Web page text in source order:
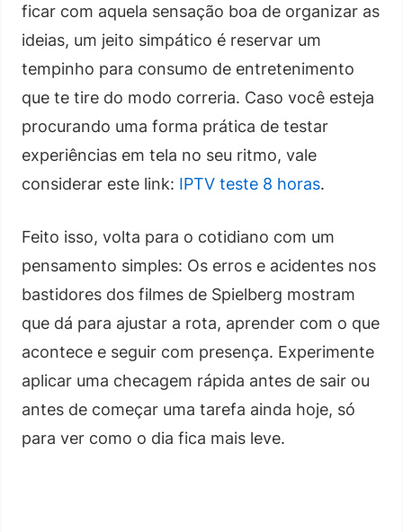
ficar com aquela sensação boa de organizar as
ideias, um jeito simpático é reservar um
tempinho para consumo de entretenimento
que te tire do modo correria. Caso você esteja
procurando uma forma prática de testar
experiências em tela no seu ritmo, vale
considerar este link: IPTV teste 8 horas.
Feito isso, volta para o cotidiano com um
pensamento simples: Os erros e acidentes nos
bastidores dos filmes de Spielberg mostram
que dá para ajustar a rota, aprender com o que
acontece e seguir com presença. Experimente
aplicar uma checagem rápida antes de sair ou
antes de começar uma tarefa ainda hoje, só
para ver como o dia fica mais leve.